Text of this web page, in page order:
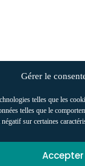
Gérer le
telles que les
telles que le
sur certaines
Accepter